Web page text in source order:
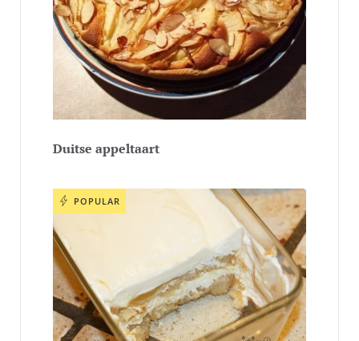
Duitse appeltaart
POPULAR